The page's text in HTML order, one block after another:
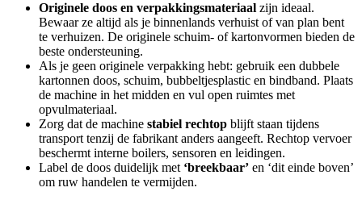
Originele doos en verpakkingsmateriaal zijn ideaal.
Bewaar ze altijd als je binnenlands verhuist of van plan bent
te verhuizen. De originele schuim- of kartonvormen bieden de
beste ondersteuning.
Als je geen originele verpakking hebt: gebruik een dubbele
kartonnen doos, schuim, bubbeltjesplastic en bindband. Plaats
de machine in het midden en vul open ruimtes met
opvulmateriaal.
Zorg dat de machine stabiel rechtop blijft staan tijdens
transport tenzij de fabrikant anders aangeeft. Rechtop vervoer
beschermt interne boilers, sensoren en leidingen.
Label de doos duidelijk met ‘breekbaar’ en ‘dit einde boven’
om ruw handelen te vermijden.